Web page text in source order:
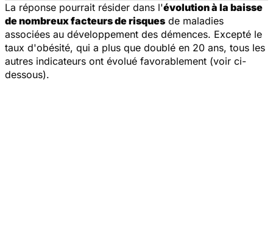
La réponse pourrait résider dans l'évolution à la baisse
de nombreux facteurs de risques de maladies
associées au développement des démences. Excepté le
taux d'obésité, qui a plus que doublé en 20 ans, tous les
autres indicateurs ont évolué favorablement (voir ci-
dessous).